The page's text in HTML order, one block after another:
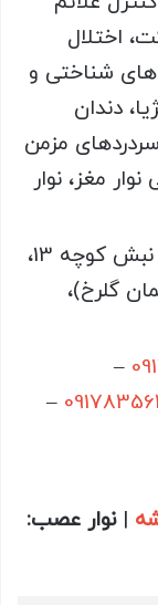
اختلال
شناختی و
دندان
مزمن
مغز، نوار
شیراز، بلوار قدوسی غربی، نبش کوچه 13،
گلرخ)،
–
–
|نوار عصب: